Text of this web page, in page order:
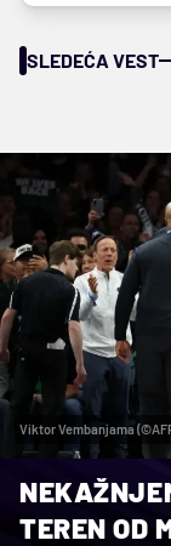
SLEDEĆA VEST
Viktor Vembanjama
TEREN OD